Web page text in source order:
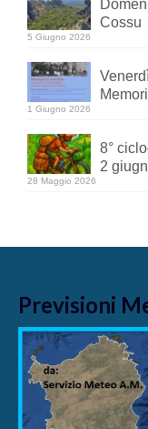
Cossu
5 Giugno 2026
1 Giugno 2026
8°
2
28 Maggio 2026
Previsioni